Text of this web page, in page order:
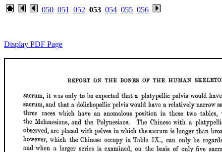
050 051 052 053 054 055 056
Display PDF Page